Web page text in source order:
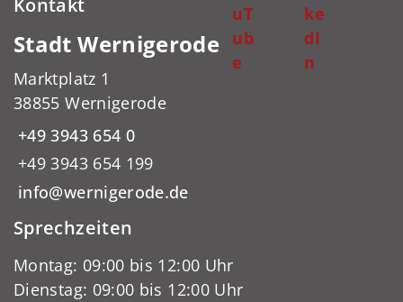
uT
ub
e
ke
dI
n
Stadt Wernigerode
Marktplatz 1
38855 Wernigerode
+49 3943 654 0
+49 3943 654 199
info@wernigerode.de
Sprechzeiten
Montag: 09:00 bis 12:00 Uhr
Dienstag: 09:00 bis 12:00 Uhr